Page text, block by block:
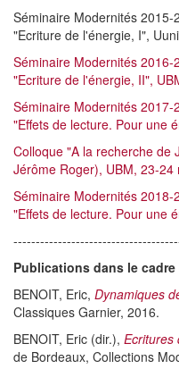
Séminaire Modernités
"Ecriture de l'énergie, I",
Séminaire Modernités
"Ecriture de l'énergie, II",
Séminaire Modernités
"Effets de lecture. Pour une
Colloque "A la recherche de
Jérôme Roger), UBM, 23-24
Séminaire Modernités
"Effets de lecture. Pour une
Publications dans le cadre
BENOIT, Eric, Dynamiques
Classiques Garnier, 2016.
BENOIT, Eric (dir.), Ecritures
de Bordeaux, Collections